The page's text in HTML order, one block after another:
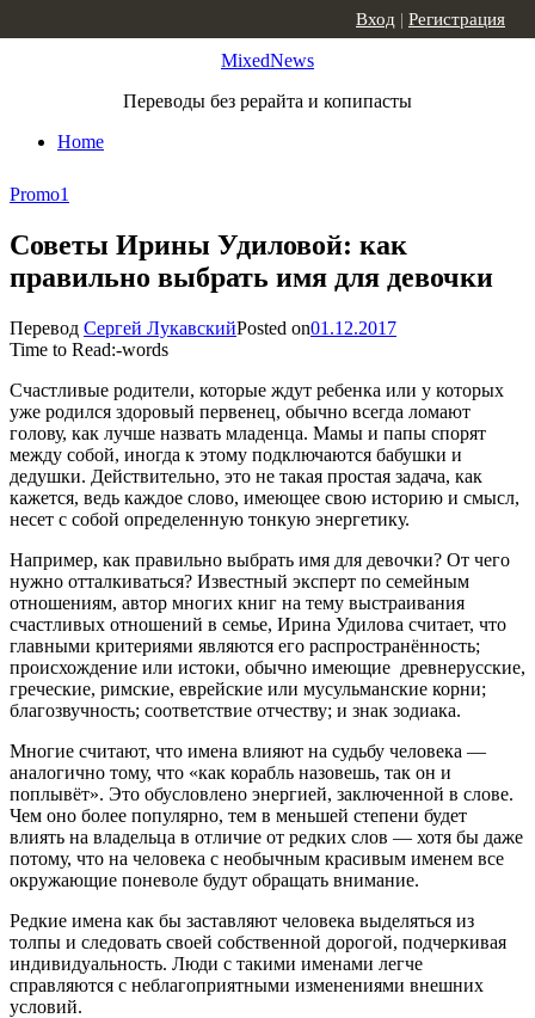
MixedNews
Переводы без рерайта и копипасты
Home
Вход | Регистрация
Promo1
Советы Ирины Удиловой: как
правильно выбрать имя для девочки
Перевод Сергей ЛукавскийPosted on01.12.2017
Time to Read:-words
Счастливые родители, которые ждут ребенка или у которых
уже родился здоровый первенец, обычно всегда ломают
голову, как лучше назвать младенца. Мамы и папы спорят
между собой, иногда к этому подключаются бабушки и
дедушки. Действительно, это не такая простая задача, как
кажется, ведь каждое слово, имеющее свою историю и смысл,
несет с собой определенную тонкую энергетику.
Например, как правильно выбрать имя для девочки? От чего
нужно отталкиваться? Известный эксперт по семейным
отношениям, автор многих книг на тему выстраивания
счастливых отношений в семье, Ирина Удилова считает, что
главными критериями являются его распространённость;
происхождение или истоки, обычно имеющие древнерусские,
греческие, римские, еврейские или мусульманские корни;
благозвучность; соответствие отчеству; и знак зодиака.
Многие считают, что имена влияют на судьбу человека —
аналогично тому, что «как корабль назовешь, так он и
поплывёт». Это обусловлено энергией, заключенной в слове.
Чем оно более популярно, тем в меньшей степени будет
влиять на владельца в отличие от редких слов — хотя бы даже
потому, что на человека с необычным красивым именем все
окружающие поневоле будут обращать внимание.
Редкие имена как бы заставляют человека выделяться из
толпы и следовать своей собственной дорогой, подчеркивая
индивидуальность. Люди с такими именами легче
справляются с неблагоприятными изменениями внешних
условий.